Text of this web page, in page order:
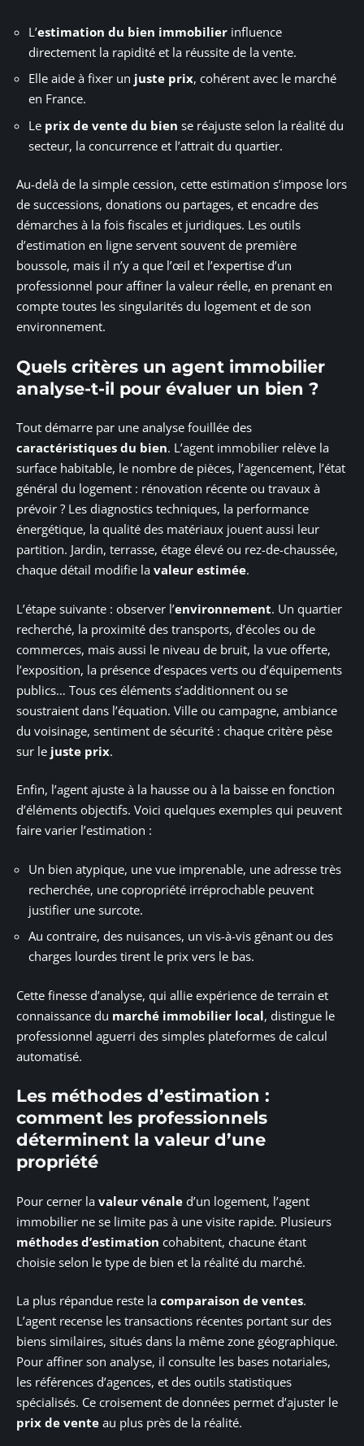
L’estimation du bien immobilier influence
directement la rapidité et la réussite de la vente.
Elle aide à fixer un juste prix, cohérent avec le marché
en France.
Le prix de vente du bien se réajuste selon la réalité du
secteur, la concurrence et l’attrait du quartier.
Au-delà de la simple cession, cette estimation s’impose lors
de successions, donations ou partages, et encadre des
démarches à la fois fiscales et juridiques. Les outils
d’estimation en ligne servent souvent de première
boussole, mais il n’y a que l’œil et l’expertise d’un
professionnel pour affiner la valeur réelle, en prenant en
compte toutes les singularités du logement et de son
environnement.
Quels critères un agent immobilier
analyse-t-il pour évaluer un bien ?
Tout démarre par une analyse fouillée des
caractéristiques du bien. L’agent immobilier relève la
surface habitable, le nombre de pièces, l’agencement, l’état
général du logement : rénovation récente ou travaux à
prévoir ? Les diagnostics techniques, la performance
énergétique, la qualité des matériaux jouent aussi leur
partition. Jardin, terrasse, étage élevé ou rez-de-chaussée,
chaque détail modifie la valeur estimée.
L’étape suivante : observer l’environnement. Un quartier
recherché, la proximité des transports, d’écoles ou de
commerces, mais aussi le niveau de bruit, la vue offerte,
l’exposition, la présence d’espaces verts ou d’équipements
publics… Tous ces éléments s’additionnent ou se
soustraient dans l’équation. Ville ou campagne, ambiance
du voisinage, sentiment de sécurité : chaque critère pèse
sur le juste prix.
Enfin, l’agent ajuste à la hausse ou à la baisse en fonction
d’éléments objectifs. Voici quelques exemples qui peuvent
faire varier l’estimation :
Un bien atypique, une vue imprenable, une adresse très
recherchée, une copropriété irréprochable peuvent
justifier une surcote.
Au contraire, des nuisances, un vis-à-vis gênant ou des
charges lourdes tirent le prix vers le bas.
Cette finesse d’analyse, qui allie expérience de terrain et
connaissance du marché immobilier local, distingue le
professionnel aguerri des simples plateformes de calcul
automatisé.
Les méthodes d’estimation :
comment les professionnels
déterminent la valeur d’une
propriété
Pour cerner la valeur vénale d’un logement, l’agent
immobilier ne se limite pas à une visite rapide. Plusieurs
méthodes d’estimation cohabitent, chacune étant
choisie selon le type de bien et la réalité du marché.
La plus répandue reste la comparaison de ventes.
L’agent recense les transactions récentes portant sur des
biens similaires, situés dans la même zone géographique.
Pour affiner son analyse, il consulte les bases notariales,
les références d’agences, et des outils statistiques
spécialisés. Ce croisement de données permet d’ajuster le
prix de vente au plus près de la réalité.